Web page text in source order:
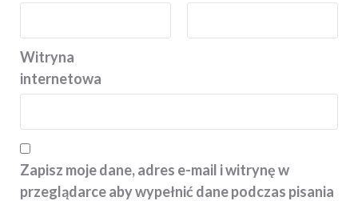
Witryna
internetowa
Zapisz moje dane, adres e-mail i witrynę w
przeglądarce aby wypełnić dane podczas pisania